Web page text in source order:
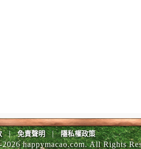
| 免責聲明 | 隱私權政策
2026 happymacao.com. All Rights